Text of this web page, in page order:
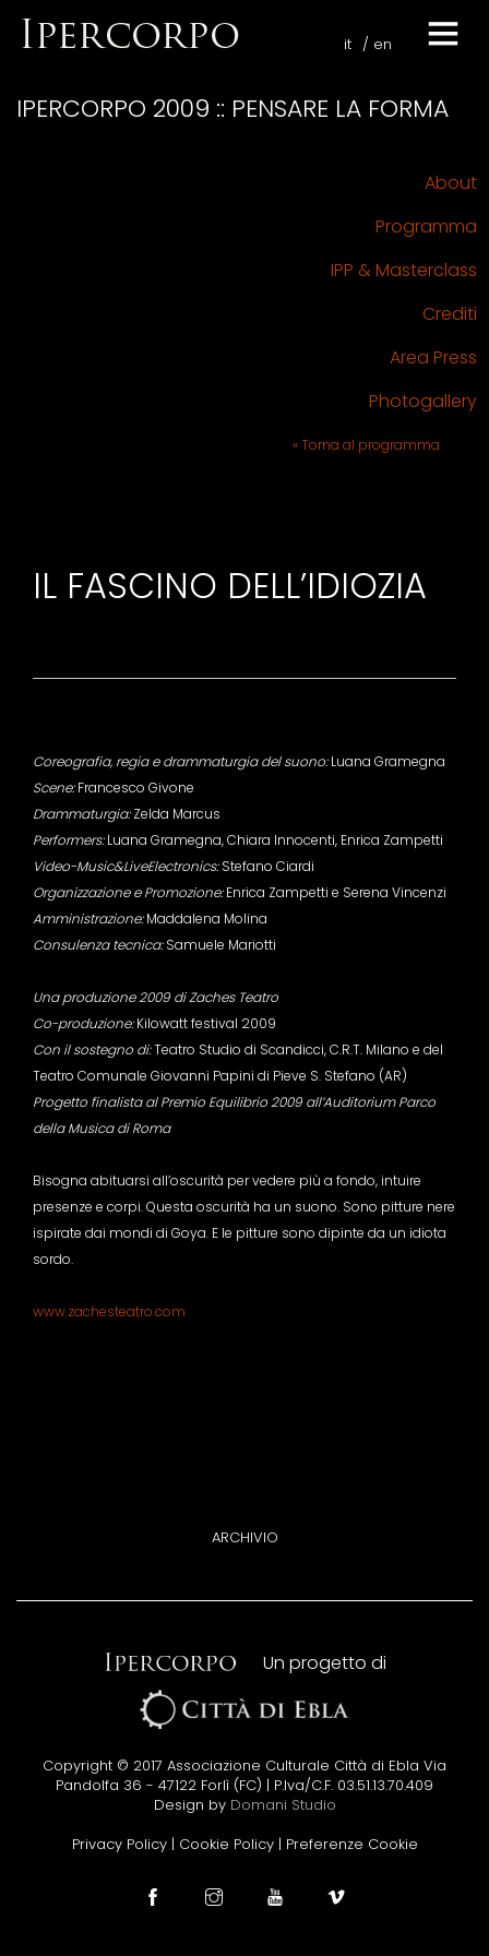
it en
IPERCORPO 2009 :: PENSARE LA FORMA
About
Programma
IPP & Masterclass
Crediti
Area Press
Photogallery
« Torna al programma
IL FASCINO DELL’IDIOZIA
Coreografia, regia e drammaturgia del suono:Luana Gramegna
Scene:Francesco Givone
Drammaturgia:Zelda Marcus
Performers:Luana Gramegna, Chiara Innocenti, Enrica Zampetti
Video-Music&LiveElectronics:Stefano Ciardi
Organizzazione e Promozione:Enrica Zampetti e Serena Vincenzi
Amministrazione:Maddalena Molina
Consulenza tecnica:Samuele Mariotti
Una produzione 2009 di Zaches Teatro
Co-produzione:Kilowatt festival 2009
Con il sostegno di:Teatro Studio di Scandicci, C.R.T. Milano e del
Teatro Comunale Giovanni Papini di Pieve S. Stefano (AR)
Progetto finalista al Premio Equilibrio 2009 all’Auditorium Parco
della Musica di Roma
Bisogna abituarsi all’oscurità per vedere più a fondo, intuire
presenze e corpi. Questa oscurità ha un suono. Sono pitture nere
ispirate dai mondi di Goya. E le pitture sono dipinte da un idiota
sordo.
www.zachesteatro.com
ARCHIVIO
Un progetto di
Copyright © 2017 Associazione Culturale Città di Ebla Via
Pandolfa 36 - 47122 Forlì (FC) | P.Iva/C.F. 03.51.13.70.409
Design by Domani Studio
Privacy Policy| Cookie Policy| Preferenze Cookie